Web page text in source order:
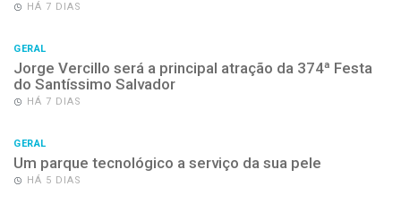
HÁ 7 DIAS
GERAL
Jorge Vercillo será a principal atração da 374ª Festa
do Santíssimo Salvador
HÁ 7 DIAS
GERAL
Um parque tecnológico a serviço da sua pele
HÁ 5 DIAS